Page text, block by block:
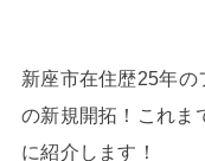
新座市在住歴25年
の新規開拓！これま
に紹介します！